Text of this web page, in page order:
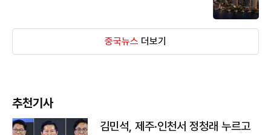
중국뉴스 더보기
추천기사
김민석, 제주·인천서 정청래 누르고